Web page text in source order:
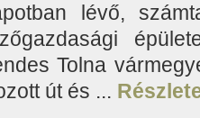
lévő,
Tolna
út és ...